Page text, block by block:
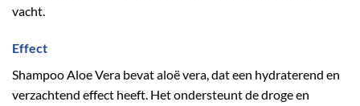
vacht.
Effect
Shampoo Aloe Vera bevat aloë vera, dat een hydraterend en
verzachtend effect heeft. Het ondersteunt de droge en